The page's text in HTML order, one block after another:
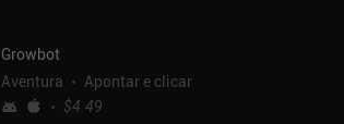
Growbot
Aventura
Apontar e clicar
$4.49